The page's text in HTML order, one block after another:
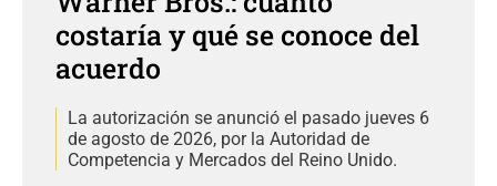
costaría y qué se conoce del
acuerdo
La autorización se anunció el pasado jueves 6
de agosto de 2026, por la Autoridad de
Competencia y Mercados del Reino Unido.